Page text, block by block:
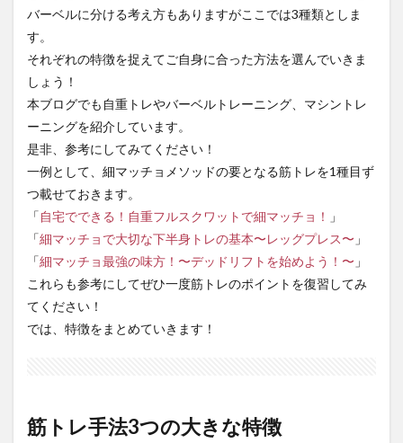
つの
大き
な特
2.1
トレ
ーニ
ング
の特
徴
2.1.1
場所を
選ばず
始めや
すい
2.1.2
低負荷
2.1.3
フォー
バーベルに分ける考え方もありますがここでは3種類としま
す。
それぞれの特徴を捉えてご自身に合った方法を選んでいきま
しょう！
本ブログでも自重トレやバーベルトレーニング、マシントレ
ーニングを紹介しています。
是非、参考にしてみてください！
一例として、細マッチョメソッドの要となる筋トレを1種目ず
つ載せておきます。
「自宅でできる！自重フルスクワットで細マッチョ！
」
「細マッチョで大切な下半身トレの基本〜レッグプレス〜 」
「細マッチョ最強の味方！〜デッドリフトを始めよう！〜 」
これらも参考にしてぜひ一度筋トレのポイントを復習してみ
てください！
では、特徴をまとめていきます！
筋トレ手法3つの大きな特徴